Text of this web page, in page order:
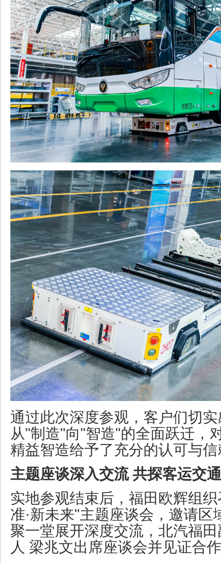
通过此次深度参观，客户们切
从"制造"向"智造"的全面跃迁，
精益智造给予了充分的认可与
主题座谈深入交流 共探客运交
实地参观结束后，福田欧辉组
准·新未来"主题座谈会，邀请区
聚一堂展开深度交流，北汽福
人 梁兆文出席座谈会并见证合